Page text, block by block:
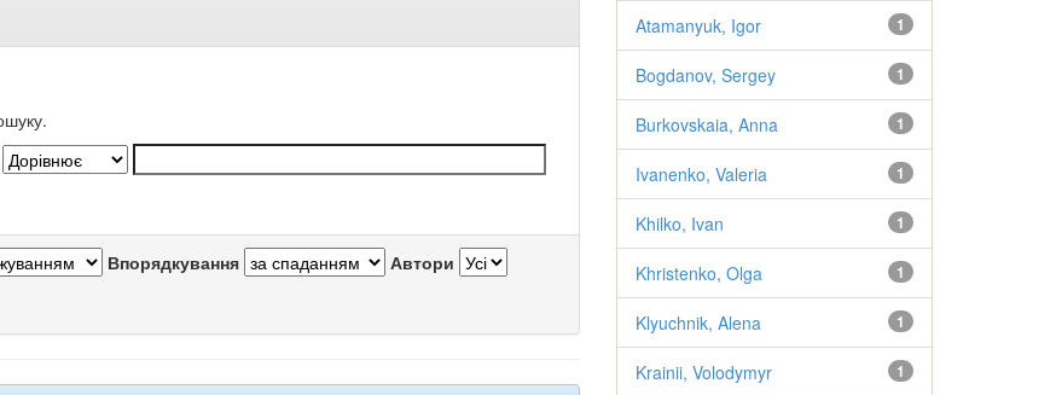
Впорядкування Автори
1
Atamanyuk, Igor
1
Bogdanov, Sergey
1
Burkovskaia, Anna
1
Ivanenko, Valeria
1
Khilko, Ivan
1
Khristenko, Olga
1
Klyuchnik, Alena
1
Krainii, Volodymyr